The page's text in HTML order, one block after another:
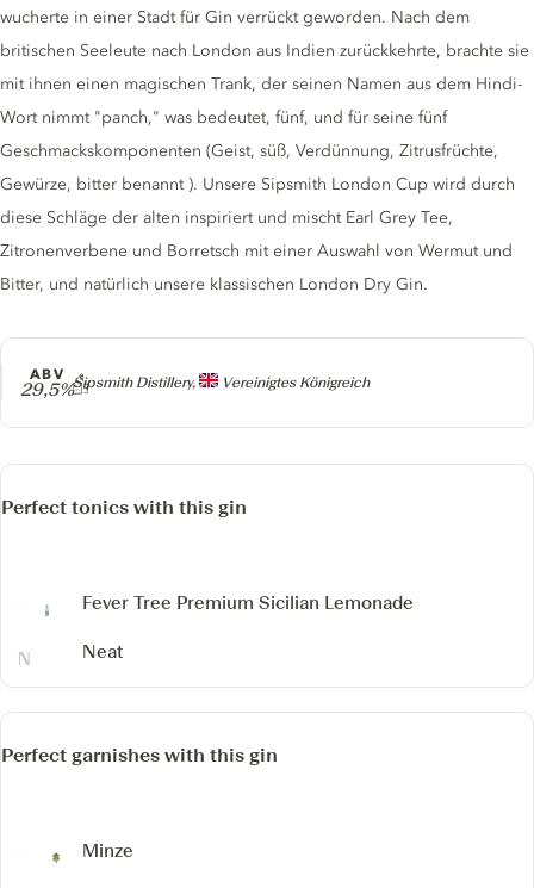
Producer
Sipsmith Distillery, Vereinigtes Königreich
ABV
29,5%
wucherte in einer Stadt für Gin verrückt geworden. Nach dem
britischen Seeleute nach London aus Indien zurückkehrte, brachte sie
mit ihnen einen magischen Trank, der seinen Namen aus dem Hindi-
Wort nimmt "panch," was bedeutet, fünf, und für seine fünf
Geschmackskomponenten (Geist, süß, Verdünnung, Zitrusfrüchte,
Gewürze, bitter benannt ). Unsere Sipsmith London Cup wird durch
diese Schläge der alten inspiriert und mischt Earl Grey Tee,
Zitronenverbene und Borretsch mit einer Auswahl von Wermut und
Bitter, und natürlich unsere klassischen London Dry Gin.
Perfect tonics with this gin
Fever Tree Premium Sicilian Lemonade
Neat
Perfect garnishes with this gin
Minze